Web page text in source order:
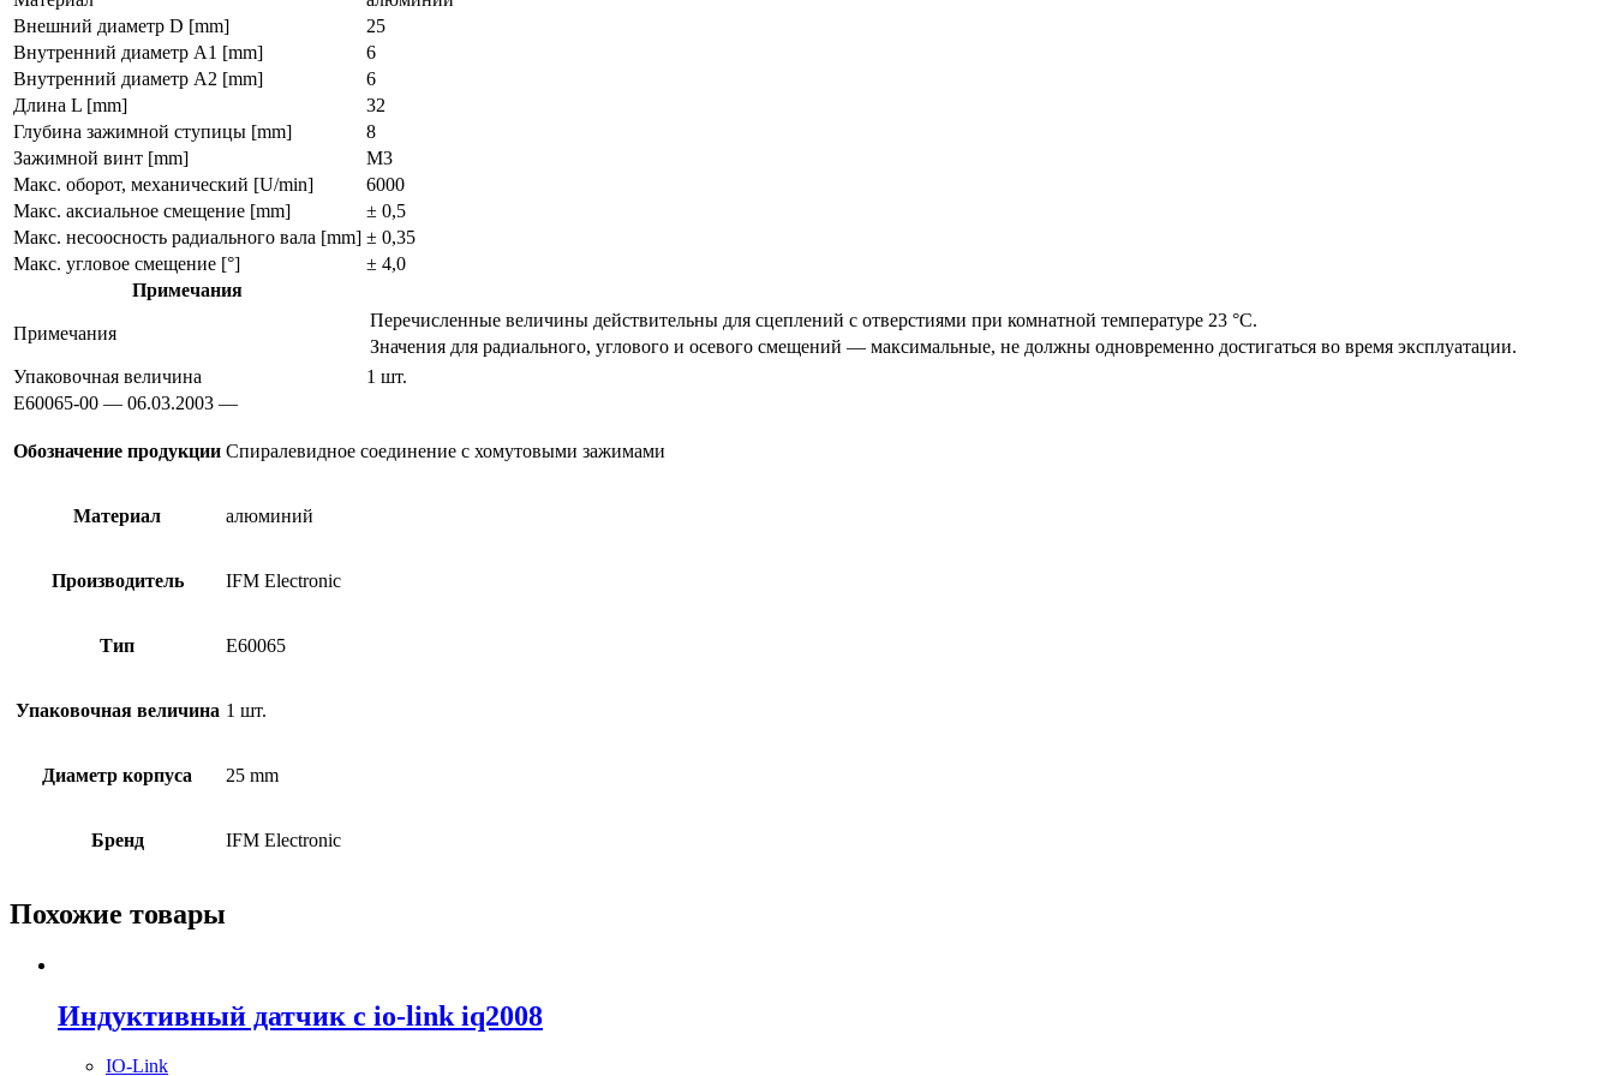
Внешний диаметр D [mm]
25
Внутренний диаметр А1 [mm]
6
Внутренний диаметр А2 [mm]
6
Длина L [mm]
32
Глубина зажимной ступицы [mm]
8
Зажимной винт [mm]
M3
Макс. оборот, механический [U/min]
6000
Макс. аксиальное смещение [mm]
± 0,5
Макс. несоосность радиального вала [mm] ± 0,35
Макс. угловое смещение [°]
± 4,0
Примечания
Примечания
Перечисленные величины действительны для сцеплений с отверстиями при комнатной температуре 23 °C.
Значения для радиального, углового и осевого смещений — максимальные, не должны одновременно достигаться во время эксплуатации.
Упаковочная величина
1 шт.
E60065-00 — 06.03.2003 —
Обозначение продукции Спиралевидное соединение с хомутовыми зажимами
Материал алюминий
Производитель IFM Electronic
Тип E60065
Упаковочная величина 1 шт.
Диаметр корпуса 25 mm
Бренд IFM Electronic
Похожие товары
Индуктивный датчик с io-link iq2008
IO-Link